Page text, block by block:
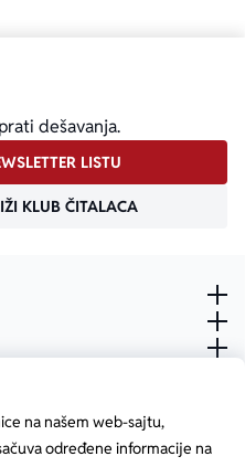
na našem web-sajtu,
određene informacije na
dešavanja.
LISTU
KLUB ČITALACA